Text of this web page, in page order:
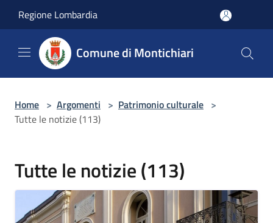
Regione Lombardia
Comune di Montichiari
Home > Argomenti > Patrimonio culturale >
Tutte le notizie (113)
Tutte le notizie (113)